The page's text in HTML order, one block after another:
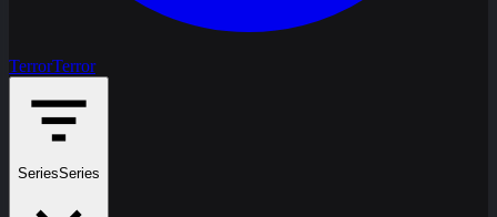
TerrorTerror
SeriesSeries